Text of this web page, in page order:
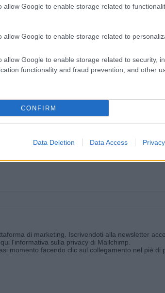
allow Google to enable storage related to
allow Google to enable storage related to
allow Google to enable storage related to security,
functionality and fraud prevention, and other
CONFIRM
Data Deletion Data Access
Invia un Comunicato Stampa|Pubblicità
e ricevi le nostre email periodiche contenenti le
di marketing. Iscrivendoti alla newsletter
l'informativa sulla privacy di Mailchimp
momento facendo clic sul collegamento nel piè di